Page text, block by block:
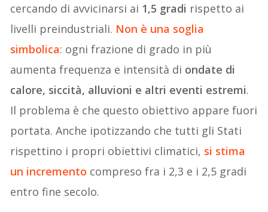
cercando di avvicinarsi ai 1,5 gradi rispetto ai
livelli preindustriali. Non è una soglia
simbolica: ogni frazione di grado in più
aumenta frequenza e intensità di ondate di
calore, siccità, alluvioni e altri eventi estremi.
Il problema è che questo obiettivo appare fuori
portata. Anche ipotizzando che tutti gli Stati
rispettino i propri obiettivi climatici, si stima
un incremento compreso fra i 2,3 e i 2,5 gradi
entro fine secolo.